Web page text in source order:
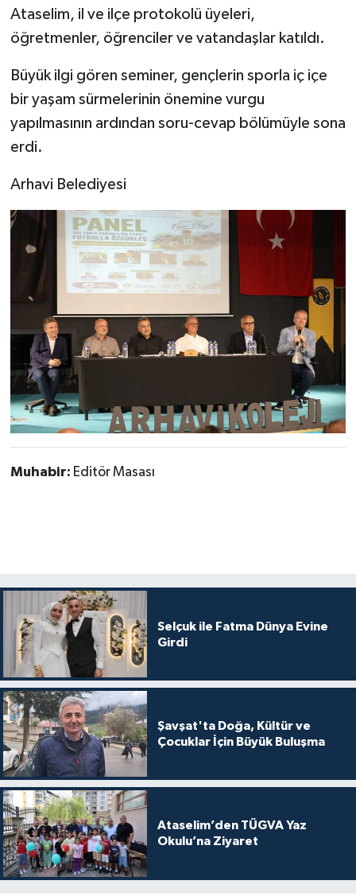
Ataselim, il ve ilçe protokolü üyeleri,
öğretmenler, öğrenciler ve vatandaşlar katıldı.
Büyük ilgi gören seminer, gençlerin sporla iç içe
bir yaşam sürmelerinin önemine vurgu
yapılmasının ardından soru-cevap bölümüyle sona
erdi.
Arhavi Belediyesi
Muhabir: Editör Masası
Selçuk ile Fatma Dünya Evine
Girdi
Şavşat'ta Doğa, Kültür ve
Çocuklar İçin Büyük Buluşma
Ataselim’den TÜGVA Yaz
Okulu’na Ziyaret